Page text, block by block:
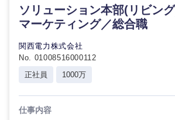
ソリューション本部(リビン
マーケティング／総合職
関西電力株式会社
No. 01008516000112
正社員
1000万
仕事内容